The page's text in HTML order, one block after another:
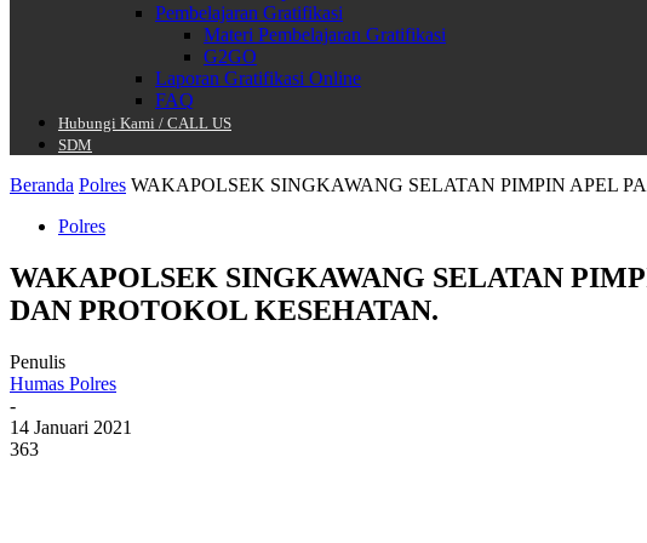
Pembelajaran Gratifikasi
Materi Pembelajaran Gratifikasi
G2GO
Laporan Gratifikasi Online
FAQ
Hubungi Kami / CALL US
SDM
Beranda Polres WAKAPOLSEK SINGKAWANG SELATAN PIMPIN APEL
Polres
WAKAPOLSEK SINGKAWANG SELATAN
DAN PROTOKOL KESEHATAN.
Penulis
Humas Polres
-
14 Januari 2021
363